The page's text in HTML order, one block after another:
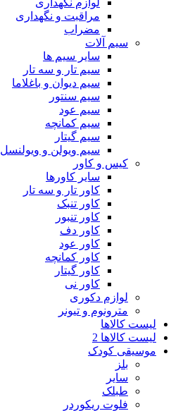
مراقبت و نگهداری
مضراب
سیم آلات
سایر سیم ها
سیم تار و سه تار
سیم دیوان و باغلاما
سیم سنتور
سیم عود
سیم کمانچه
سیم گیتار
سیم ویولن و ویولنسل
کیس و کاور
سایر کاورها
کاور تار و سه تار
کاور تنبک
کاور تنبور
کاور دف
کاور عود
کاور کمانچه
کاور گیتار
کاور نی
لوازم دکوری
مترونوم و تیونر
لیست کالاها
لیست کالاها 2
موسیقی کودک
بلز
سایر
طبلک
فلوت ریکوردر